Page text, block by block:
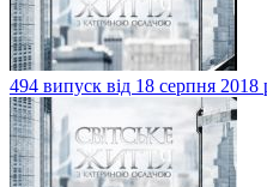
494 випуск від 18 серпня 2018